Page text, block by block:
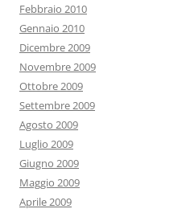
Febbraio 2010
Gennaio 2010
Dicembre 2009
Novembre 2009
Ottobre 2009
Settembre 2009
Agosto 2009
Luglio 2009
Giugno 2009
Maggio 2009
Aprile 2009